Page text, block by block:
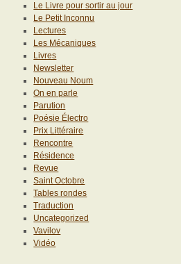
Le Livre pour sortir au jour
Le Petit Inconnu
Lectures
Les Mécaniques
Livres
Newsletter
Nouveau Noum
On en parle
Parution
Poésie Électro
Prix Littéraire
Rencontre
Résidence
Revue
Saint Octobre
Tables rondes
Traduction
Uncategorized
Vavilov
Vidéo